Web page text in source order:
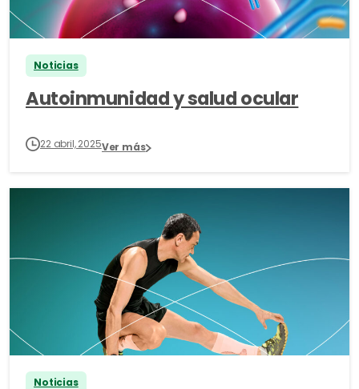
Noticias
Autoinmunidad y salud ocular
22 abril, 2025Ver más
Noticias